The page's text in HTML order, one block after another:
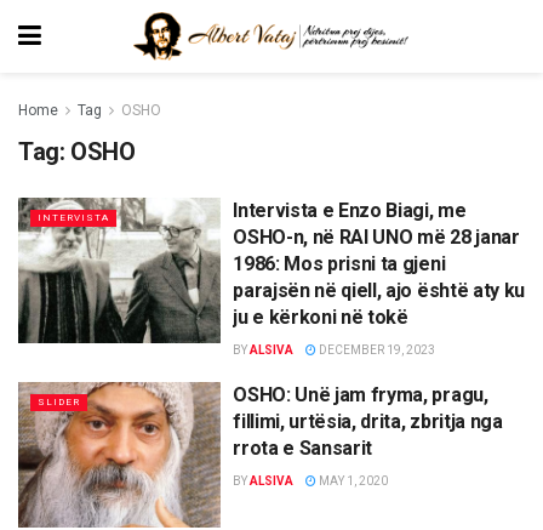
Home Tag OSHO
Tag: OSHO
INTERVISTA
Intervista e Enzo Biagi, me
OSHO-n, në RAI UNO më 28 janar
1986: Mos prisni ta gjeni
parajsën në qiell, ajo është aty ku
ju e kërkoni në tokë
BYALSIVA DECEMBER 19, 2023
SLIDER
OSHO: Unë jam fryma, pragu,
fillimi, urtësia, drita, zbritja nga
rrota e Sansarit
BYALSIVA MAY 1, 2020